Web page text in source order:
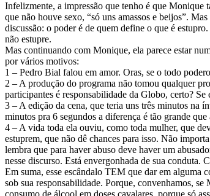
Infelizmente, a impressão que tenho é que Monique
que não houve sexo, “só uns amassos e beijos”.
discussão: o poder é de quem define o que é
não estupre.
Mas continuando com Monique, ela parece estar
por vários motivos:
1 – Pedro Bial falou em amor. Oras, se o todo
2 – A produção do programa não tomou qualquer
participantes é responsabilidade da Globo, certo?
3 – A edição da cena, que teria uns três minutos na
minutos pra 6 segundos a diferença é tão grande
4 – A vida toda ela ouviu, como toda mulher, que
estuprem, que não dê chances para isso. Não
lembra que para haver abuso deve haver um
nesse discurso. Está envergonhada de sua conduta.
Em suma, esse escândalo TEM que dar em alguma
sob sua responsabilidade. Porque, convenhamos,